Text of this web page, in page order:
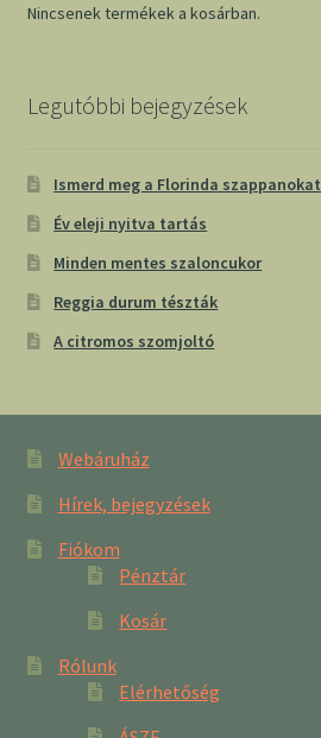
Nincsenek termékek a kosárban.
Legutóbbi bejegyzések
Ismerd meg a Florinda szappanokat
Év eleji nyitva tartás
Minden mentes szaloncukor
Reggia durum tészták
A citromos szomjoltó
Webáruház
Hírek, bejegyzések
Fiókom
Pénztár
Kosár
Rólunk
Elérhetőség